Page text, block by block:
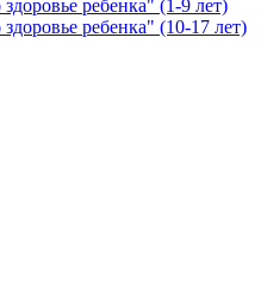
ребенка" (1-9 лет)
ребенка" (10-17 лет)